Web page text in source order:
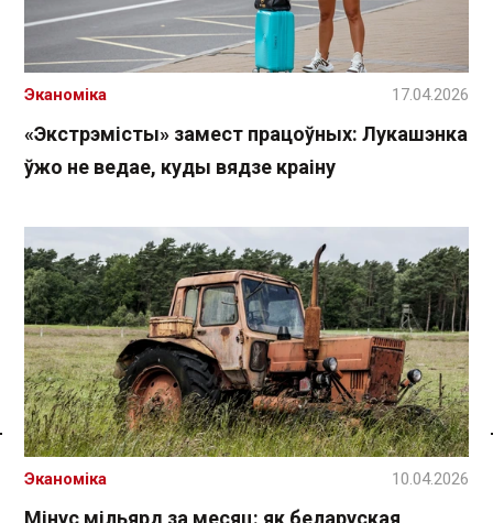
Спасылка без VPN
«Экстрэмісты» замест працоўных: Лукашэнка
ўжо не ведае, куды вядзе краіну
Эканоміка 17.04.2026
Мінус мільярд за месяц: як беларуская
Эканоміка 10.04.2026